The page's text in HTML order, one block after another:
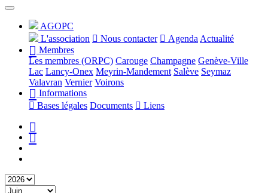
AGOPC
L'association
Nous contacter Agenda Actualité
Membres
Les membres (ORPC) Carouge Champagne Genève-Ville
Lac Lancy-Onex Meyrin-Mandement Salève Seymaz
Valavran Vernier Voirons
Informations
Bases légales Documents Liens